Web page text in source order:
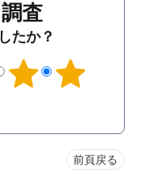
査
たか？
前頁戻る